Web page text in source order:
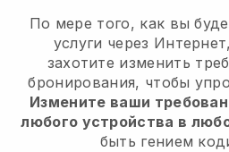
По мере того, как вы
услуги через
захотите изменить
бронирования, чтобы
Измените ваши
любого устройства в
быть гением